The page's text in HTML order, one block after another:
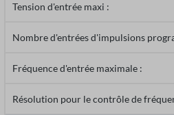
Tension d'entrée maxi :
Nombre d'entrées d'impulsions
Fréquence d'entrée maximale :
Résolution pour le contrôle de